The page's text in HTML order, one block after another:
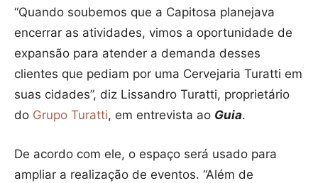
“Quando soubemos que a Capitosa planejava
encerrar as atividades, vimos a oportunidade de
expansão para atender a demanda desses
clientes que pediam por uma Cervejaria Turatti em
suas cidades”, diz Lissandro Turatti, proprietário
do Grupo Turatti, em entrevista ao Guia.
De acordo com ele, o espaço será usado para
ampliar a realização de eventos. “Além de